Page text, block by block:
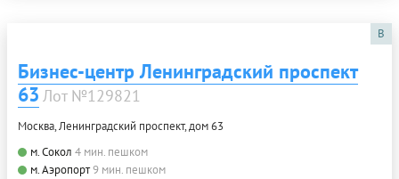
B
Бизнес-центр Ленинградский проспект
63 Лот №129821
Москва, Ленинградский проспект, дом 63
м. Сокол 4 мин. пешком
м. Аэропорт9 мин. пешком